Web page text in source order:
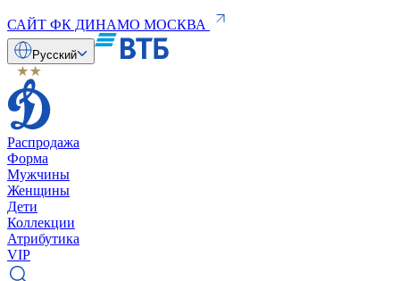
САЙТ ФК ДИНАМО МОСКВА
Русский
Распродажа
Форма
Мужчины
Женщины
Дети
Коллекции
Атрибутика
VIP